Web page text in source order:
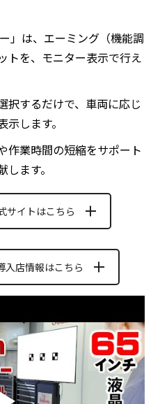
」は、エーミング（機能調
トを、モニター表示で行え
択するだけで、車両に応じ
します。
作業時間の短縮をサポート
ます。
サイトはこちら
入店情報はこちら